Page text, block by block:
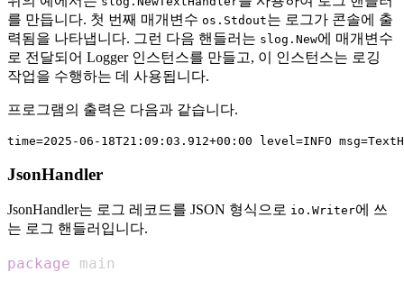
를 만듭니다. 첫 번째 매개변수 os.Stdout는 로그가 콘솔에 출
력됨을 나타냅니다. 그런 다음 핸들러는 slog.New에 매개변수
로 전달되어 Logger 인스턴스를 만들고, 이 인스턴스는 로깅
작업을 수행하는 데 사용됩니다.
프로그램의 출력은 다음과 같습니다.
JsonHandler
JsonHandler는 로그 레코드를 JSON 형식으로 io.Writer에 쓰
는 로그 핸들러입니다.
package